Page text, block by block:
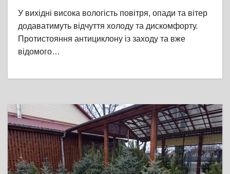
У вихідні висока вологість повітря, опади та вітер
додаватимуть відчуття холоду та дискомфорту.
Протистояння антициклону із заходу та вже
відомого…